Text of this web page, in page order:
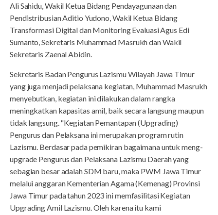
Ali Sahidu, Wakil Ketua Bidang Pendayagunaan dan
Pendistribusian Aditio Yudono, Wakil Ketua Bidang
Transformasi Digital dan Monitoring Evaluasi Agus Edi
Sumanto, Sekretaris Muhammad Masrukh dan Wakil
Sekretaris Zaenal Abidin.
Sekretaris Badan Pengurus Lazismu Wilayah Jawa Timur
yang juga menjadi pelaksana kegiatan, Muhammad Masrukh
menyebutkan, kegiatan ini dilakukan dalam rangka
meningkatkan kapasitas amil, baik secara langsung maupun
tidak langsung. "Kegiatan Pemantapan (Upgrading)
Pengurus dan Pelaksana ini merupakan program rutin
Lazismu. Berdasar pada pemikiran bagaimana untuk meng-
upgrade Pengurus dan Pelaksana Lazismu Daerah yang
sebagian besar adalah SDM baru, maka PWM Jawa Timur
melalui anggaran Kementerian Agama (Kemenag) Provinsi
Jawa Timur pada tahun 2023 ini memfasilitasi Kegiatan
Upgrading Amil Lazismu. Oleh karena itu kami